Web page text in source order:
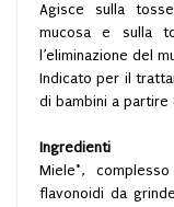
Agisce sulla
mucosa e sulla
l’eliminazione del
Indicato per il
di bambini a partire
Ingredienti
Miele*,
flavonoidi da